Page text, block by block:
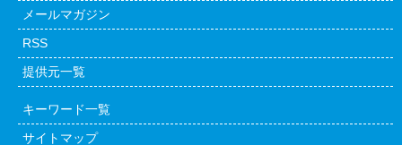
メールマガジン
RSS
提供元一覧
キーワード一覧
サイトマップ